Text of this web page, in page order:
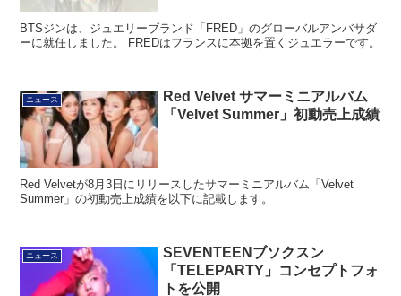
BTSジンは、ジュエリーブランド「FRED」のグローバルアンバサダ
ーに就任しました。 FREDはフランスに本拠を置くジュエラーです。
ニュース
Red Velvet サマーミニアルバム
「Velvet Summer」初動売上成績
Red Velvetが8月3日にリリースしたサマーミニアルバム「Velvet
Summer」の初動売上成績を以下に記載します。
ニュース
SEVENTEENブソクスン
「TELEPARTY」コンセプトフォ
トを公開